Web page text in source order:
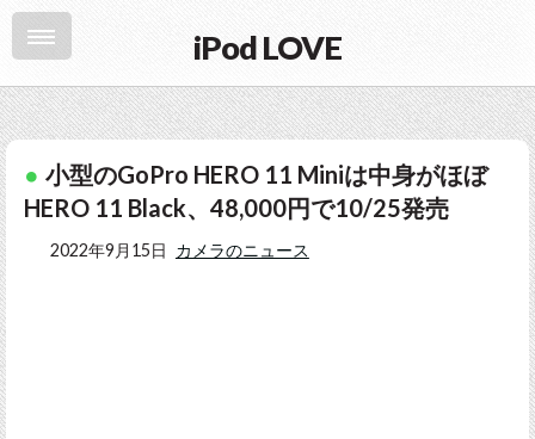
iPod LOVE
小型のGoPro HERO 11 Miniは中身がほぼ
HERO 11 Black、48,000円で10/25発売
2022年9月15日 カメラのニュース